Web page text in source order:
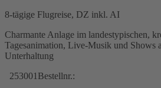
8-tägige Flugreise, DZ inkl. AI
Charmante Anlage im landestypischen,
Tagesanimation, Live-Musik und Shows
Unterhaltung
253001 Bestellnr.: